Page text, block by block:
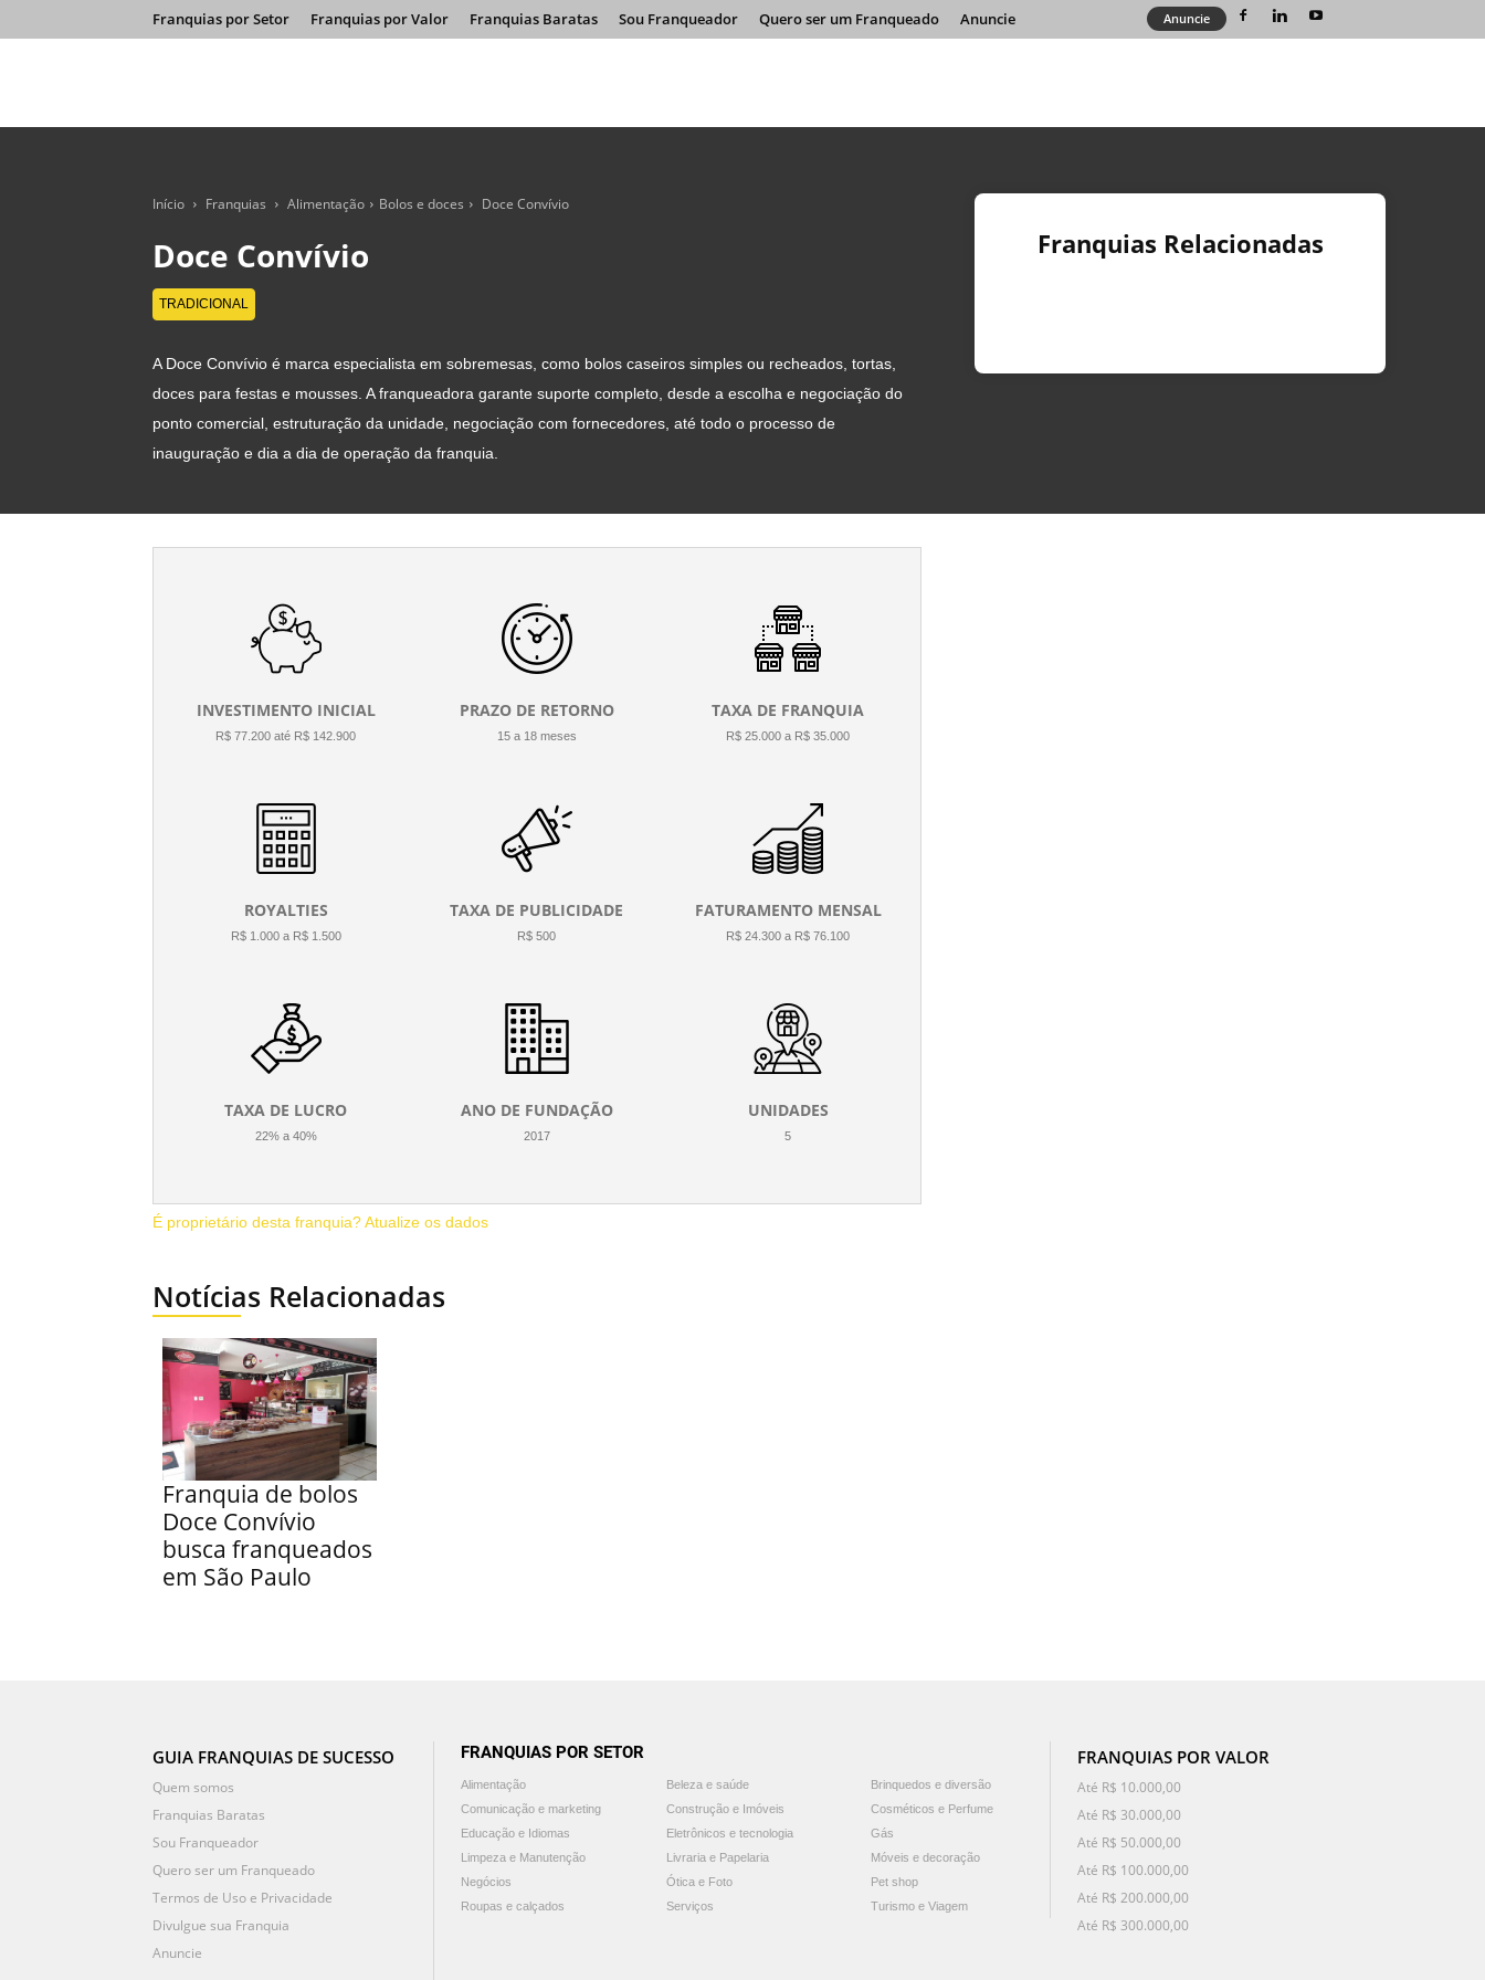
Franquias por Setor Franquias por Valor Franquias Baratas Sou Franqueador Quero ser um Franqueado Anuncie Anuncie
Início Franquias Alimentação Bolos e doces Doce Convívio
Doce Convívio
TRADICIONAL
A Doce Convívio é marca especialista em sobremesas, como bolos caseiros simples ou recheados, tortas,
doces para festas e mousses. A franqueadora garante suporte completo, desde a escolha e negociação do
ponto comercial, estruturação da unidade, negociação com fornecedores, até todo o processo de
inauguração e dia a dia de operação da franquia.
Franquias Relacionadas
INVESTIMENTO INICIAL
R$ 77.200 até R$ 142.900
PRAZO DE RETORNO
15 a 18 meses
TAXA DE FRANQUIA
R$ 25.000 a R$ 35.000
ROYALTIES
R$ 1.000 a R$ 1.500
TAXA DE PUBLICIDADE
R$ 500
FATURAMENTO MENSAL
R$ 24.300 a R$ 76.100
TAXA DE LUCRO
22% a 40%
ANO DE FUNDAÇÃO
2017
UNIDADES
5
É proprietário desta franquia? Atualize os dados
Notícias Relacionadas
Franquia de bolos
Doce Convívio
busca franqueados
em São Paulo
GUIA FRANQUIAS DE SUCESSO
Quem somos
Franquias Baratas
Sou Franqueador
Quero ser um Franqueado
Termos de Uso e Privacidade
Divulgue sua Franquia
Anuncie
FRANQUIAS POR SETOR
Alimentação Beleza e saúde
Brinquedos e diversão
Comunicação e marketing
Construção e Imóveis
Cosméticos e Perfume
Educação e Idiomas
Eletrônicos e tecnologia
Gás
Limpeza e Manutenção
Livraria e Papelaria
Móveis e decoração
Negócios
Ótica e Foto
Pet shop
Roupas e calçados
Serviços Turismo e Viagem
FRANQUIAS POR VALOR
Até R$ 10.000,00
Até R$ 30.000,00
Até R$ 50.000,00
Até R$ 100.000,00
Até R$ 200.000,00
Até R$ 300.000,00